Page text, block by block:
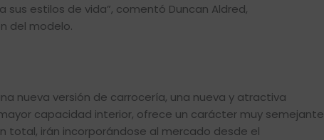
estilos de vida”, comentó Duncan Aldred,
del modelo.
nueva versión de carrocería, una nueva y atractiva
capacidad interior, ofrece un carácter muy semejante
total, irán incorporándose al mercado desde el